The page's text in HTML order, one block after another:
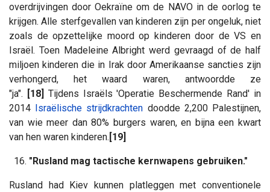
overdrijvingen door Oekraïne om de NAVO in de oorlog te
krijgen. Alle sterfgevallen van kinderen zijn per ongeluk, niet
zoals de opzettelijke moord op kinderen door de VS en
Israël. Toen Madeleine Albright werd gevraagd of de half
miljoen kinderen die in Irak door Amerikaanse sancties zijn
verhongerd, het waard waren, antwoordde ze
"ja". [18] Tijdens Israëls 'Operatie Beschermende Rand' in
2014 Israëlische strijdkrachten doodde 2,200 Palestijnen,
van wie meer dan 80% burgers waren, en bijna een kwart
van hen waren kinderen. [19]
16. "Rusland mag tactische kernwapens gebruiken."
Rusland had Kiev kunnen platleggen met conventionele